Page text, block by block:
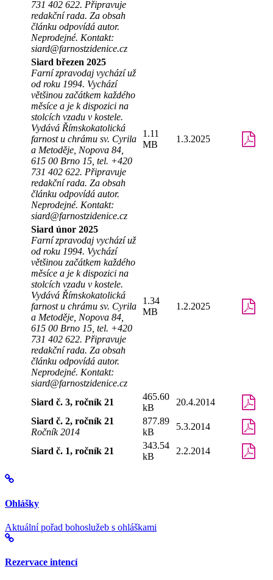
731 402 622. Připravuje
redakční rada. Za obsah
článku odpovídá autor.
Neprodejné. Kontakt:
siard@farnostzidenice.cz
Siard březen 2025
Farní zpravodaj vychází už
od roku 1994. Vychází
většinou začátkem každého
měsíce a je k dispozici na
stolcích vzadu v kostele.
Vydává Římskokatolická
farnost u chrámu sv. Cyrila
a Metoděje, Nopova 84,
615 00 Brno 15, tel. +420
731 402 622. Připravuje
redakční rada. Za obsah
článku odpovídá autor.
Neprodejné. Kontakt:
siard@farnostzidenice.cz
1.11
MB
1.3.2025
Siard únor 2025
Farní zpravodaj vychází už
od roku 1994. Vychází
většinou začátkem každého
měsíce a je k dispozici na
stolcích vzadu v kostele.
Vydává Římskokatolická
farnost u chrámu sv. Cyrila
a Metoděje, Nopova 84,
615 00 Brno 15, tel. +420
731 402 622. Připravuje
redakční rada. Za obsah
článku odpovídá autor.
Neprodejné. Kontakt:
siard@farnostzidenice.cz
1.34
MB
1.2.2025
Siard č. 3, ročník 21
465.60
kB
20.4.2014
Siard č. 2, ročník 21
Ročník 2014
877.89
kB
5.3.2014
Siard č. 1, ročník 21
343.54
kB
2.2.2014
Ohlášky
Aktuální pořad bohoslužeb s ohláškami
Rezervace intencí